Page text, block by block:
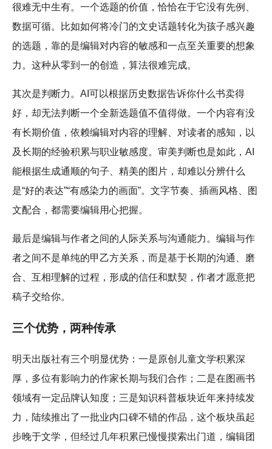
很难无中生有。一个选题的价值，恰恰在于它没有先例、
数据可循。比如如何将冷门的文史话题转化为孩子感兴趣
的选题，靠的是编辑对内容的敏感和一点至关重要的想象
力。这种从零到一的创造，算法很难完成。
其次是判断力。AI可以根据历史数据告诉你什么书卖得
好，却无法判断一个全新选题值不值得做。一个内容有没
有长期价值，依赖编辑对内容的理解、对读者的感知，以
及长期的经验积累与职业敏感度。审美判断也是如此，AI
能根据生成通顺的句子、精美的图片，却难以分辨什么
是“好的表达”“有感染力的画面”。文字节奏、插画风格、图
文配合，都需要编辑用心把握。
最后是编辑与作者之间的人际关系与沟通能力。编辑与作
者之间不是单纯的甲乙方关系，而是基于长期的沟通、磨
合、互相理解的过程，形成的信任和默契，作者才愿意把
稿子交给你。
三个优势，两种传承
明天出版社有三个明显优势：一是原创儿童文学积累深
厚，多位有影响力的作家长期与我们合作；二是在图画书
领域有一定品牌认知度；三是知识科普板块近年来持续发
力，陆续推出了一批业内口碑不错的作品，这个板块虽起
步晚于文学，但经过几年积累已慢慢摸索出门道，编辑团